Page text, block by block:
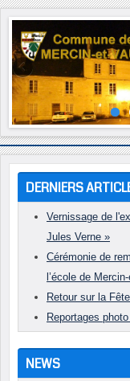
DERNIERS
Vernissage de
Jules Verne »
Cérémonie de
l’école de
Retour sur la
Reportages
NEWS
Année
précédente
Mois
précédent
Année
suivante
Mois
suivant